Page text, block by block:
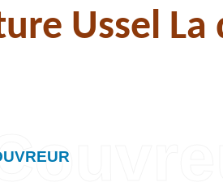
Ussel La